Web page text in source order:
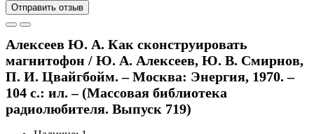
Отправить отзыв
Алексеев Ю. А. Как сконструировать
магнитофон / Ю. А. Алексеев, Ю. В. Смирнов,
П. И. Цвайгбойм. – Москва: Энергия, 1970. –
104 с.: ил. – (Массовая библиотека
радиолюбителя. Выпуск 719)